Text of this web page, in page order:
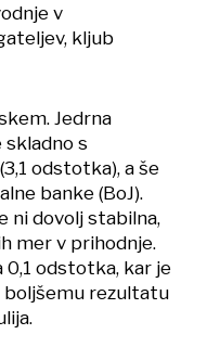
v
kljub
Jedrna
skladno s
odstotka), a še
banke (BoJ).
ni dovolj stabilna,
mer v prihodnje.
0,1 odstotka, kar je
boljšemu rezultatu